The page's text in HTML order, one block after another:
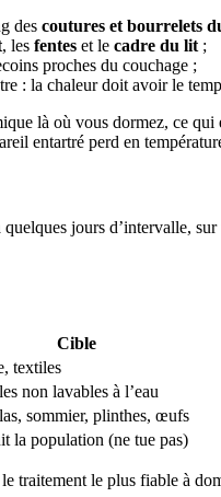
des coutures et bourrelets
, les fentes et le cadre du lit ;
proches du couchage ;
: la chaleur doit avoir le
là où vous dormez, ce
entartré perd en
jours d’intervalle,
Cible
textiles
non lavables à l’eau
sommier, plinthes, œufs
la population (ne tue pas)
traitement le plus fiable à